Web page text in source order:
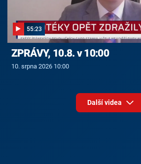
55:23
ZPRÁVY, 10.8. v 10:00
10. srpna 2026 10:00
Další videa